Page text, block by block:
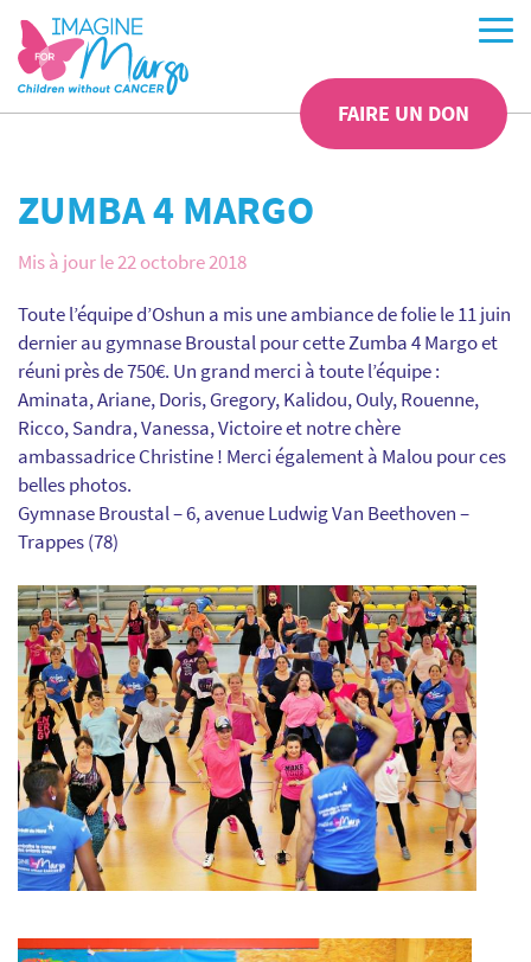
FAIRE UN DON
ZUMBA 4 MARGO
Mis à jour le 22 octobre 2018
Toute l’équipe d’Oshun a mis une ambiance de folie le 11 juin
dernier au gymnase Broustal pour cette Zumba 4 Margo et
réuni près de 750€. Un grand merci à toute l’équipe :
Aminata, Ariane, Doris, Gregory, Kalidou, Ouly, Rouenne,
Ricco, Sandra, Vanessa, Victoire et notre chère
ambassadrice Christine ! Merci également à Malou pour ces
belles photos.
Gymnase Broustal – 6, avenue Ludwig Van Beethoven –
Trappes (78)